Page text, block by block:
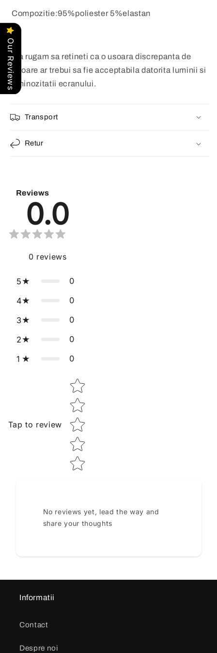
Compozitie:95%poliester 5%elastan
*Va rugam sa retineti ca o usoara discrepanta de
culoare ar trebui sa fie acceptabila datorita luminii si
luminozitatii ecranului.
Transport
Retur
Reviews
0.0
0 reviews
5 0
4 0
3 0
2 0
1 0
Tap to review
Star rating
No reviews yet, lead the way and
share your thoughts
Informatii
Contact
Despre noi
Our Reviews